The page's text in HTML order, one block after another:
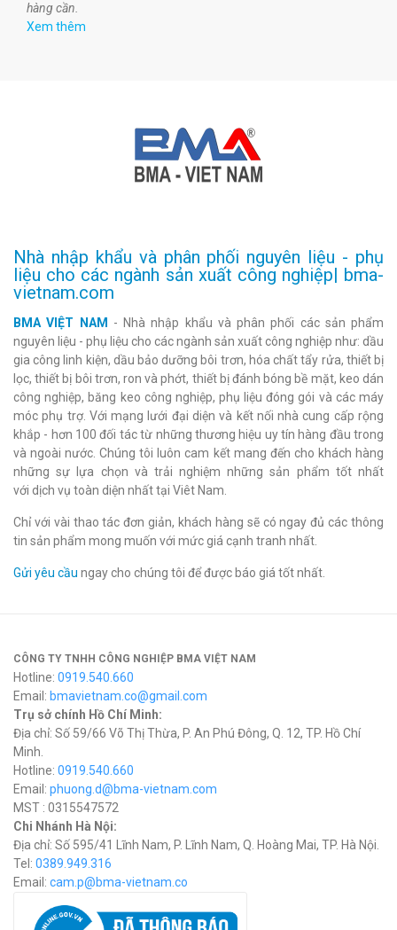
hàng cần.
Xem thêm
Nhà nhập khẩu và phân phối nguyên liệu - phụ
liệu cho các ngành sản xuất công nghiệp| bma-
vietnam.com
BMA VIỆT NAM
- Nhà nhập khẩu và phân phối các sản phẩm
nguyên liệu - phụ liệu cho các ngành sản xuất công nghiệp như: dầu
gia công linh kiện, dầu bảo dưỡng bôi trơn, hóa chất tẩy rửa, thiết bị
lọc, thiết bị bôi trơn, ron và phớt, thiết bị đánh bóng bề mặt, keo dán
công nghiệp, băng keo công nghiệp, phụ liệu đóng gói và các máy
móc phụ trợ. Với mạng lưới đại diện và kết nối nhà cung cấp rộng
khắp - hơn 100 đối tác từ những thương hiệu uy tín hàng đầu trong
và ngoài nước. Chúng tôi luôn cam kết mang đến cho khách hàng
những sự lựa chọn và trải nghiệm những sản phẩm tốt nhất
với dịch vụ toàn diện nhất tại Viêt Nam.
Chỉ với vài thao tác đơn giản, khách hàng sẽ có ngay đủ các thông
tin sản phẩm mong muốn với mức giá cạnh tranh nhất.
Gửi yêu cầu ngay cho chúng tôi để được báo giá tốt nhất.
CÔNG TY TNHH CÔNG NGHIỆP BMA VIỆT NAM
Hotline: 0919.540.660
Email: bmavietnam.co@gmail.com
Trụ sở chính Hồ Chí Minh:
Địa chỉ: Số 59/66 Võ Thị Thừa, P. An Phú Đông, Q. 12, TP. Hồ Chí
Minh.
Hotline: 0919.540.660
Email: phuong.d@bma-vietnam.com
MST : 0315547572
Chi Nhánh Hà Nội:
Địa chỉ: Số 595/41 Lĩnh Nam, P. Lĩnh Nam, Q. Hoàng Mai, TP. Hà Nội.
Tel: 0389.949.316
Email: cam.p@bma-vietnam.co